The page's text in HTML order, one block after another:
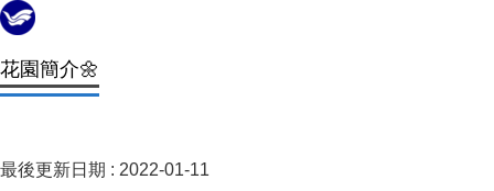
花園簡介🌼
最後更新日期 : 2022-01-11